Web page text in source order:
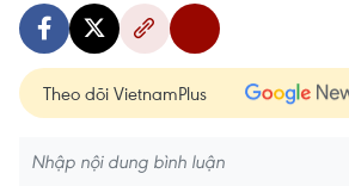
Theo dõi VietnamPlus